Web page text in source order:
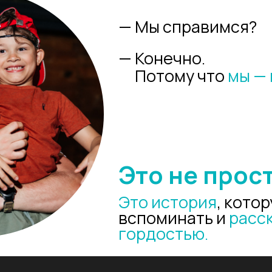
Это история, которую
вспоминать и
гордостью.
Это не просто
- о-в Гемилер